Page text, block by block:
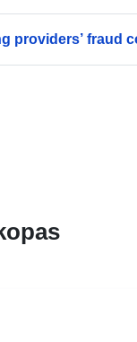
providers’ fraud